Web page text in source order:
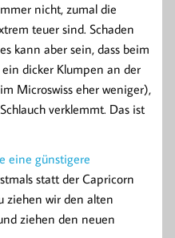
nicht, zumal die
teuer sind. Schaden
kann aber sein, dass beim
dicker Klumpen an der
Microswiss eher weniger),
verklemmt. Das ist
eine günstigere
statt der Capricorn
ziehen wir den alten
ziehen den neuen